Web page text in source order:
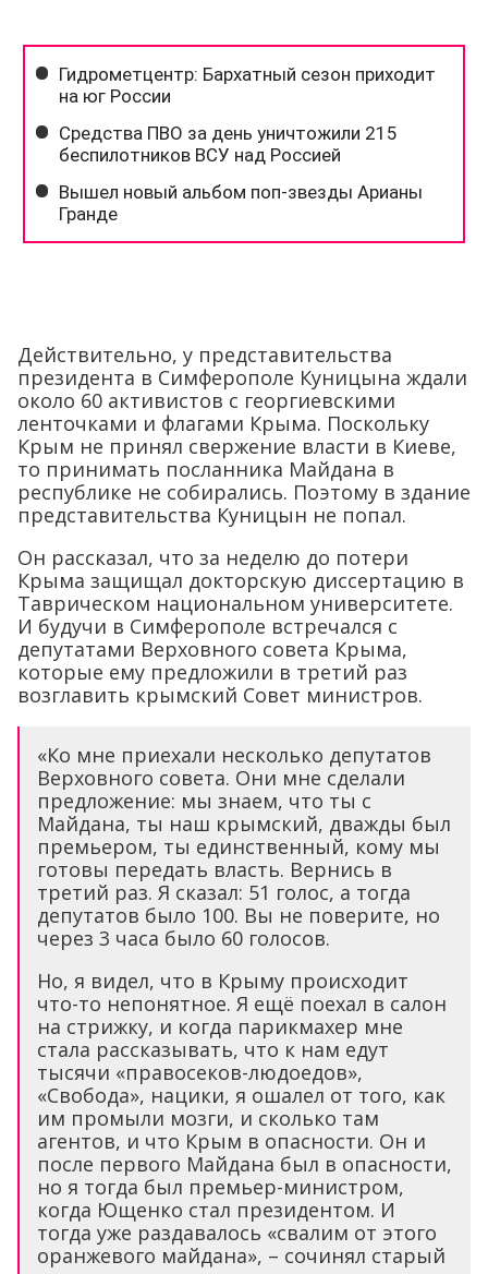
Действительно, у представительства
президента в Симферополе Куницына ждали
около 60 активистов с георгиевскими
ленточками и флагами Крыма. Поскольку
Крым не принял свержение власти в Киеве,
то принимать посланника Майдана в
республике не собирались. Поэтому в здание
представительства Куницын не попал.
Он рассказал, что за неделю до потери
Крыма защищал докторскую диссертацию в
Таврическом национальном университете.
И будучи в Симферополе встречался с
депутатами Верховного совета Крыма,
которые ему предложили в третий раз
возглавить крымский Совет министров.
«Ко мне приехали несколько депутатов
Верховного совета. Они мне сделали
предложение: мы знаем, что ты с
Майдана, ты наш крымский, дважды был
премьером, ты единственный, кому мы
готовы передать власть. Вернись в
третий раз. Я сказал: 51 голос, а тогда
депутатов было 100. Вы не поверите, но
через 3 часа было 60 голосов.
Но, я видел, что в Крыму происходит
что-то непонятное. Я ещё поехал в салон
на стрижку, и когда парикмахер мне
стала рассказывать, что к нам едут
тысячи «правосеков-людоедов»,
«Свобода», нацики, я ошалел от того, как
им промыли мозги, и сколько там
агентов, и что Крым в опасности. Он и
после первого Майдана был в опасности,
но я тогда был премьер-министром,
когда Ющенко стал президентом. И
тогда уже раздавалось «свалим от этого
оранжевого майдана», – сочинял старый